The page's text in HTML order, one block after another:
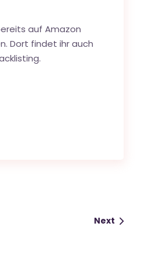
aufAmazon
Dort findet ihr auch
Next